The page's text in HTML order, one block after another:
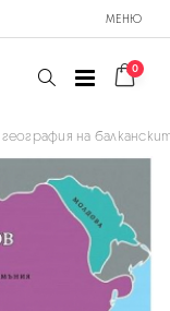
МЕНЮ
0
на